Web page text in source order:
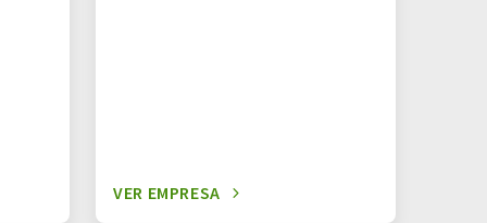
VER EMPRESA